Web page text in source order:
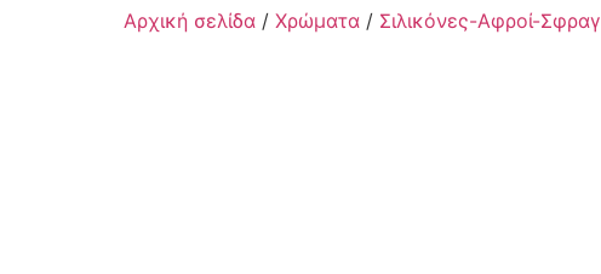
Αρχική σελίδα / Χρώματα / Σιλικόνες-Αφροί-